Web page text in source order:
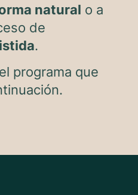
natural o a
de
.
programa que